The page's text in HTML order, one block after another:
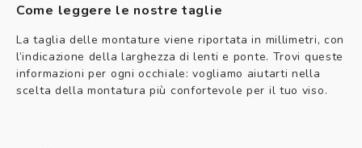
Come leggere le nostre taglie
La taglia delle montature viene riportata in millimetri, con
l’indicazione della larghezza di lenti e ponte. Trovi queste
informazioni per ogni occhiale: vogliamo aiutarti nella
scelta della montatura più confortevole per il tuo viso.